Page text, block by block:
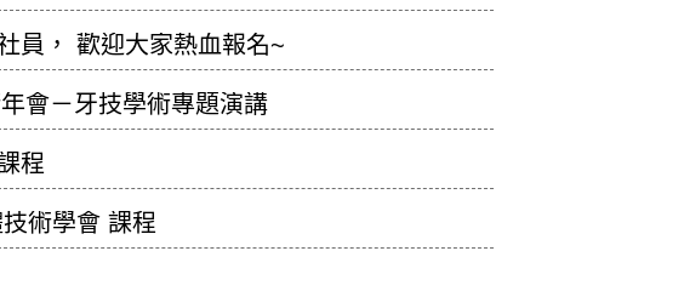
員， 歡迎大家熱血報名~
會－牙技學術專題演講
程
術學會 課程